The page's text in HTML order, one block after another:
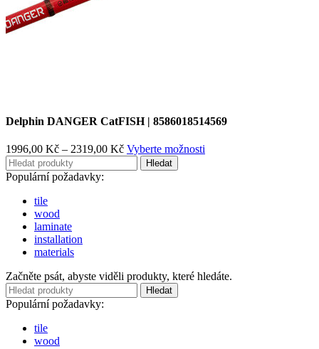
Delphin DANGER CatFISH | 8586018514569
1996,00 Kč – 2319,00 KčRozpětí
cen:
1996,00 Kč
Vyberte možnosti
Hledat
Populární požadavky:
tile
wood
laminate
installation
materials
Začněte psát, abyste viděli produkty, které hledáte.
Hledat
Populární požadavky:
tile
wood